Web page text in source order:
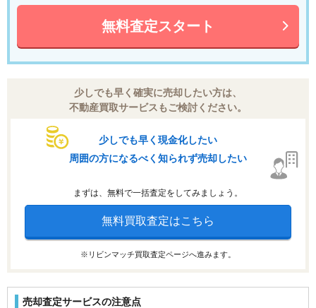
無料査定スタート
少しでも早く確実に売却したい方は、
不動産買取サービスもご検討ください。
少しでも早く現金化したい
周囲の方になるべく知られず売却したい
まずは、無料で一括査定をしてみましょう。
無料買取査定はこちら
※リビンマッチ買取査定ページへ進みます。
売却査定サービスの注意点